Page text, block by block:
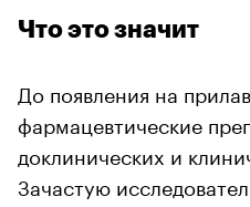
Что это значит
До появления на
фармацевтические
доклинических и
Зачастую